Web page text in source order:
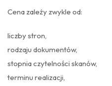
Cena zależy zwykle od:
liczby stron,
rodzaju dokumentów,
stopnia czytelności skanów,
terminu realizacji,